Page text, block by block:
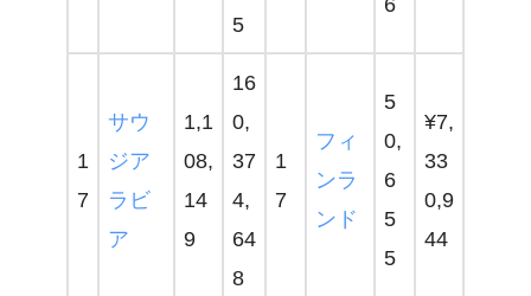
5
1
7
サウ
ジア
ラビ
ア
1,1
08,
14
9
16
0,
37
4,
64
8
1
7
フィ
ンラ
ンド
5
0,
6
5
5
¥7,
33
0,9
44